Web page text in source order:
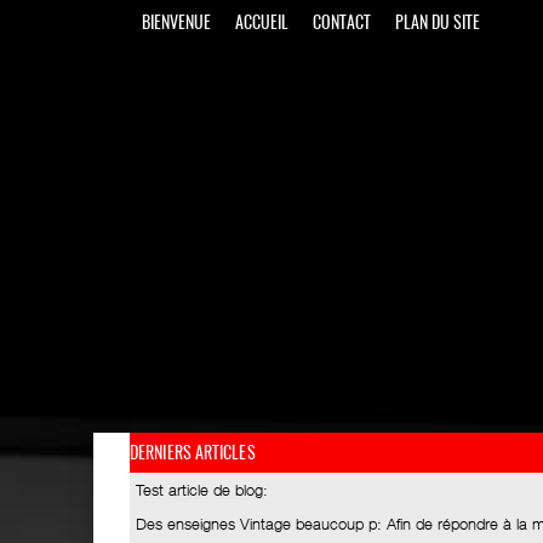
BIENVENUE ACCUEIL CONTACT PLAN DU SITE
DERNIERS ARTICLES
Test article de blog:
Des enseignes Vintage beaucoup p: Afin de répondre à la